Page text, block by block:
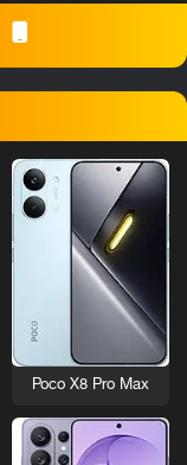
Poco X8 Pro Max